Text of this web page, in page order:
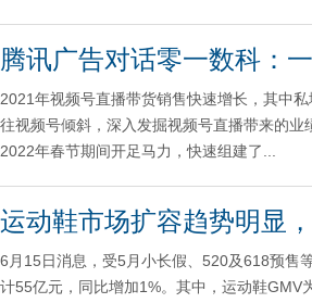
腾讯广告对话零一数科：
2021年视频号直播带货销售快速增长，其中
往视频号倾斜，深入发掘视频号直播带来的
2022年春节期间开足马力，快速组建了...
运动鞋市场扩容趋势明显
6月15日消息，受5月小长假、520及618预售
计55亿元，同比增加1%。其中，运动鞋GMV